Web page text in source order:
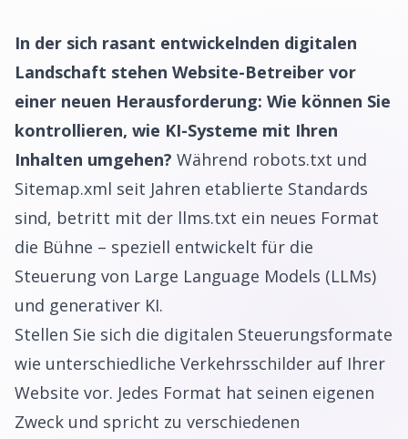
In der sich rasant entwickelnden digitalen
Landschaft stehen Website-Betreiber vor
einer neuen Herausforderung: Wie können Sie
kontrollieren, wie KI-Systeme mit Ihren
Inhalten umgehen? Während robots.txt und
Sitemap.xml seit Jahren etablierte Standards
sind, betritt mit der llms.txt ein neues Format
die Bühne – speziell entwickelt für die
Steuerung von Large Language Models (LLMs)
und generativer KI.
Stellen Sie sich die digitalen Steuerungsformate
wie unterschiedliche Verkehrsschilder auf Ihrer
Website vor. Jedes Format hat seinen eigenen
Zweck und spricht zu verschiedenen